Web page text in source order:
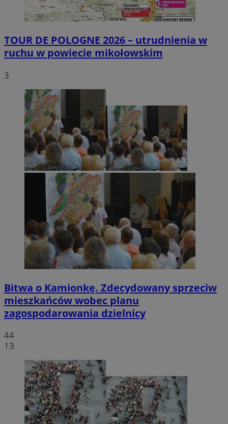
TOUR DE POLOGNE 2026 – utrudnienia w
ruchu w powiecie mikołowskim
3
Bitwa o Kamionkę. Zdecydowany sprzeciw
mieszkańców wobec planu
zagospodarowania dzielnicy
44
13